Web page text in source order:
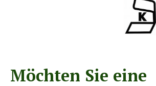
Möchten Sie eine